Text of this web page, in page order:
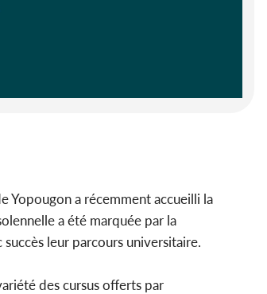
Yopougon a récemment accueilli la
a été marquée par la
leur parcours universitaire.
des cursus offerts par